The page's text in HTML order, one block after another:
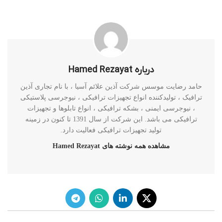
درباره Hamed Rezayat
حامد رضایت موسس شرکت آذین علائم آسیا ، با نام تجاری آذین
ترافیک ، تولیدکننده انواع تجهیزات ترافیکی ، نیوجرسی پلاستیکی
، نیوجرسی ایمنی ، بشکه ترافیکی ، انواع تابلوها و تجهیزات
ترافیکی می باشد. این شرکت از سال 1391 تا کنون در زمینه
تولید تجهیزات ترافیکی فعالیت دارد.
مشاهده همه نوشته های Hamed Rezayat